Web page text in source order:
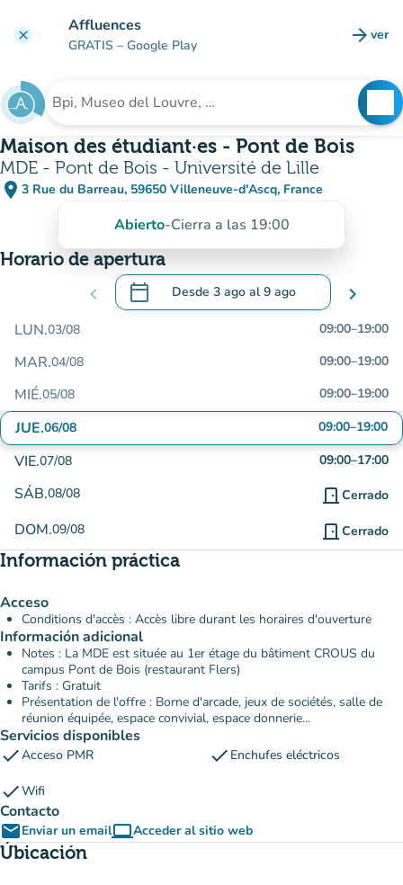
clear Affluences
GRATIS – Google Play arrow_forward ver
Buscar un establecimiento
Maison des étudiant·es - Pont de Bois
MDE - Pont de Bois - Université de Lille
place 3 Rue du Barreau, 59650 Villeneuve-d'Ascq, France
(abrir en Google Maps)
(nueva pestaña)
Abierto-Cierra a las 19:00
Horario de apertura
chevron_left calendar_today Desde 3 ago al9 ago
.Abra el calendario para cambiar las
chevron_right
LUN.03/08 09:00–19:00
MAR.04/08 09:00–19:00
MIÉ.05/08 09:00–19:00
JUE.06/08 09:00–19:00
VIE.07/08 09:00–17:00
SÁB.08/08 door_front Cerrado
DOM.09/08 door_front Cerrado
Información práctica
Acceso
Conditions d'accès : Accès libre durant les horaires d'ouverture
Información adicional
Notes : La MDE est située au 1er étage du bâtiment CROUS du
campus Pont de Bois (restaurant Flers)
Tarifs : Gratuit
Présentation de l'offre : Borne d'arcade, jeux de sociétés, salle de
réunion équipée, espace convivial, espace donnerie...
Servicios disponibles
checkAcceso PMR check Enchufes eléctricos
checkWifi
Contacto
emailEnviar un emailcomputerAcceder al sitio web
(nueva pestaña)
Úbicación